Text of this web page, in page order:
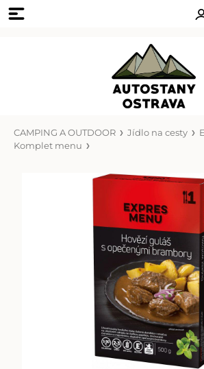
CAMPING A OUTDOOR Jídlo na cesty
Komplet menu